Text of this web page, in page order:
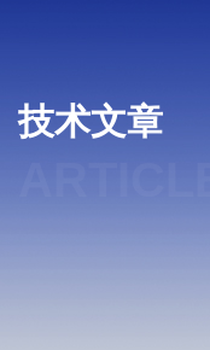
技术文章